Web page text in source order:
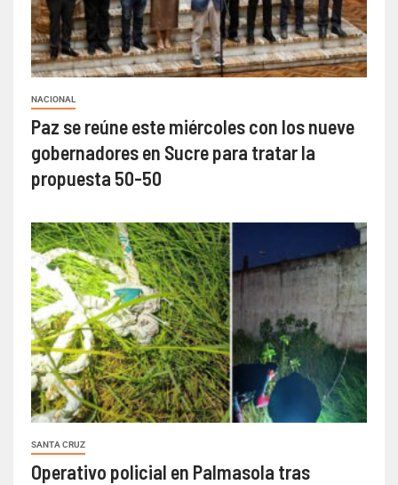
NACIONAL
Paz se reúne este miércoles con los nueve
gobernadores en Sucre para tratar la
propuesta 50-50
SANTA CRUZ
Operativo policial en Palmasola tras